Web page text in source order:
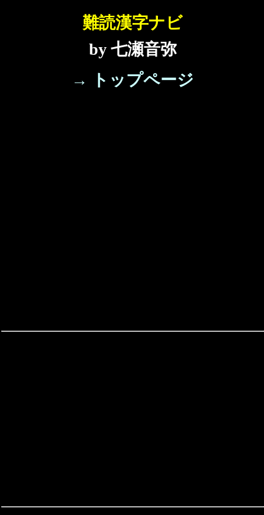
難読漢字ナビ
by 七瀬音弥
→ トップページ